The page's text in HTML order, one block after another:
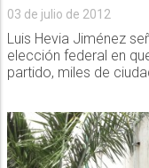
03 de julio de 2012
Luis Hevia Jiménez
elección federal en
partido, miles de